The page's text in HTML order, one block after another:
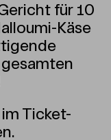
für 10
Käse
Ticket-